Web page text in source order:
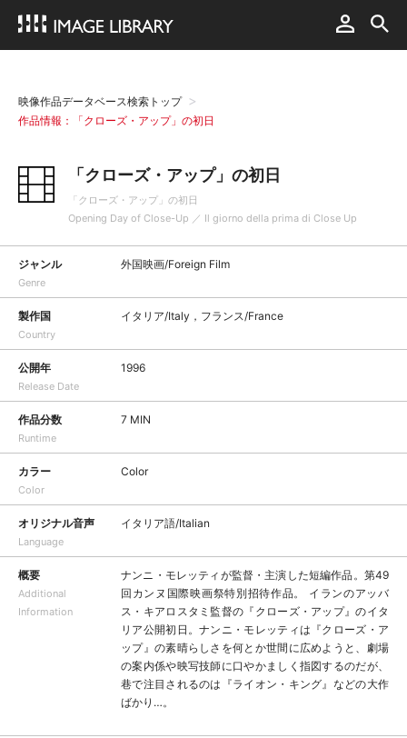
映像作品データベース検索トップ
作品情報：「クローズ・アップ」の初日
「クローズ・アップ」の初日
「クローズ・アップ」の初日
Opening Day of Close-Up ／ Il giorno della prima di Close Up
ジャンル
Genre
外国映画/Foreign Film
製作国
Country
イタリア/Italy，フランス/France
公開年
Release Date
1996
作品分数
Runtime
7 MIN
カラー
Color
Color
オリジナル音声
Language
イタリア語/Italian
概要
Additional
Information
ナンニ・モレッティが監督・主演した短編作品。第49
回カンヌ国際映画祭特別招待作品。 イランのアッバ
ス・キアロスタミ監督の『クローズ・アップ』のイタ
リア公開初日。ナンニ・モレッティは『クローズ・ア
ップ』の素晴らしさを何とか世間に広めようと、劇場
の案内係や映写技師に口やかましく指図するのだが、
巷で注目されるのは『ライオン・キング』などの大作
ばかり…。